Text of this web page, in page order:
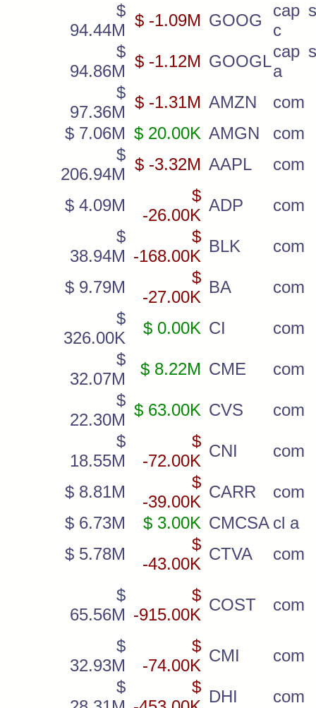
$
94.44M
$ -1.09M GOOG
cap
c
$
94.86M
$ -1.12M GOOGL
cap
a
$
97.36M
$ -1.31M AMZN
com
$ 7.06M $ 20.00K AMGN
com
$
206.94M
$ -3.32M AAPL com
$ 4.09M
$
-26.00K
ADP
com
$
38.94M
$
-168.00K
BLK com
$ 9.79M
$
-27.00K
BA
com
$
326.00K
$ 0.00K CI
com
$
32.07M
$ 8.22M CME
com
$
22.30M
$ 63.00K CVS
com
$
18.55M
$
-72.00K
CNI com
$ 8.81M
$
-39.00K
CARR
com
$ 6.73M
$ 3.00K CMCSA cl a
$ 5.78M
$
-43.00K
CTVA com
$
65.56M
$
-915.00K
COST com
$
32.93M
$
-74.00K
CMI
com
$
$
DHI com